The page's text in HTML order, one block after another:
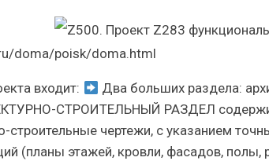
doma/poisk/doma.html
входит:
Два больших раздела:
СТРОИТЕЛЬНЫЙ РАЗДЕЛ
строительные чертежи, с указанием
(планы этажей, кровли, фасадов, полы,